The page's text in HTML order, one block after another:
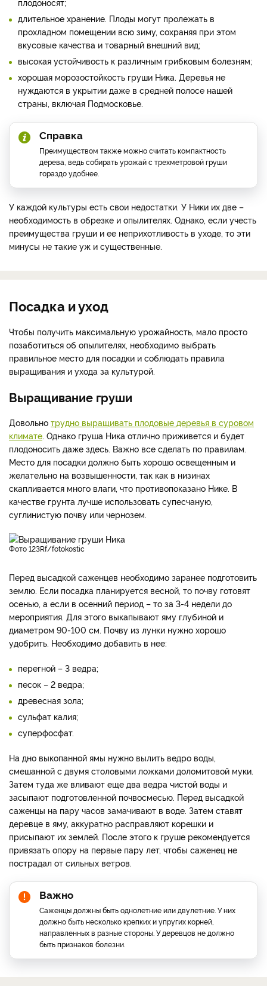
длительное хранение. Плоды могут пролежать в
прохладном помещении всю зиму, сохраняя при этом
вкусовые качества и товарный внешний вид;
высокая устойчивость к различным грибковым болезням;
хорошая морозостойкость груши Ника. Деревья не
нуждаются в укрытии даже в средней полосе нашей
страны, включая Подмосковье.
Справка
Преимуществом также можно считать компактность
дерева, ведь собирать урожай с трехметровой груши
гораздо удобнее.
У каждой культуры есть свои недостатки. У Ники их две –
необходимость в обрезке и опылителях. Однако, если учесть
преимущества груши и ее неприхотливость в уходе, то эти
минусы не такие уж и существенные.
Посадка и уход
Чтобы получить максимальную урожайность, мало просто
позаботиться об опылителях, необходимо выбрать
правильное место для посадки и соблюдать правила
выращивания и ухода за культурой.
Выращивание груши
Довольно трудно выращивать плодовые деревья в суровом
климате. Однако груша Ника отлично приживется и будет
плодоносить даже здесь. Важно все сделать по правилам.
Место для посадки должно быть хорошо освещенным и
желательно на возвышенности, так как в низинах
скапливается много влаги, что противопоказано Нике. В
качестве грунта лучше использовать супесчаную,
суглинистую почву или чернозем.
фото 123Rf/fotokostic
Перед высадкой саженцев необходимо заранее подготовить
землю. Если посадка планируется весной, то почву готовят
осенью, а если в осенний период – то за 3-4 недели до
мероприятия. Для этого выкапывают яму глубиной и
диаметром 90-100 см. Почву из лунки нужно хорошо
удобрить. Необходимо добавить в нее:
перегной – 3 ведра;
песок – 2 ведра;
древесная зола;
сульфат калия;
суперфосфат.
На дно выкопанной ямы нужно вылить ведро воды,
смешанной с двумя столовыми ложками доломитовой муки.
Затем туда же вливают еще два ведра чистой воды и
засыпают подготовленной почвосмесью. Перед высадкой
саженцы на пару часов замачивают в воде. Затем ставят
деревце в яму, аккуратно расправляют корешки и
присыпают их землей. После этого к груше рекомендуется
привязать опору на первые пару лет, чтобы саженец не
пострадал от сильных ветров.
Важно
Саженцы должны быть однолетние или двулетние. У них
должно быть несколько крепких и упругих корней,
направленных в разные стороны. У деревцов не должно
быть признаков болезни.